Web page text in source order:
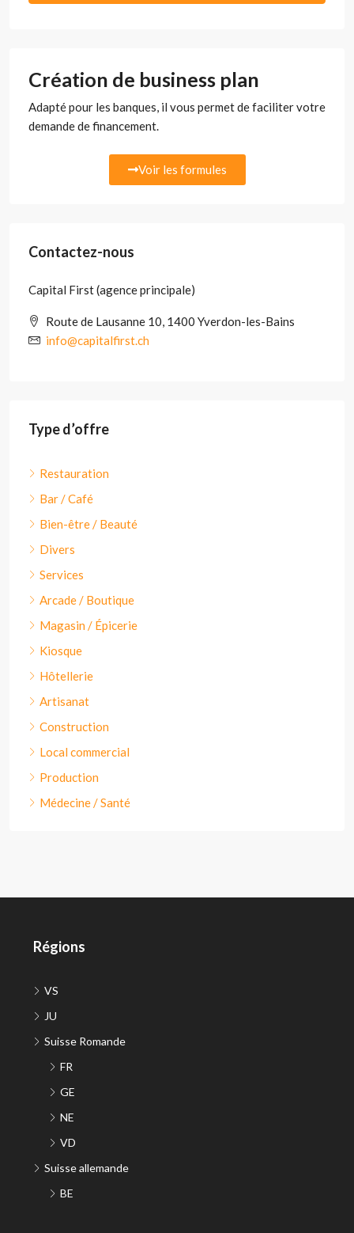
Création de business plan
Adapté pour les banques, il vous permet de faciliter votre
demande de financement.
Voir les formules
Contactez-nous
Capital First (agence principale)
Route de Lausanne 10, 1400 Yverdon-les-Bains
info@capitalfirst.ch
Type d’offre
Restauration
Bar / Café
Bien-être / Beauté
Divers
Services
Arcade / Boutique
Magasin / Épicerie
Kiosque
Hôtellerie
Artisanat
Construction
Local commercial
Production
Médecine / Santé
Régions
VS
JU
Suisse Romande
FR
GE
NE
VD
Suisse allemande
BE